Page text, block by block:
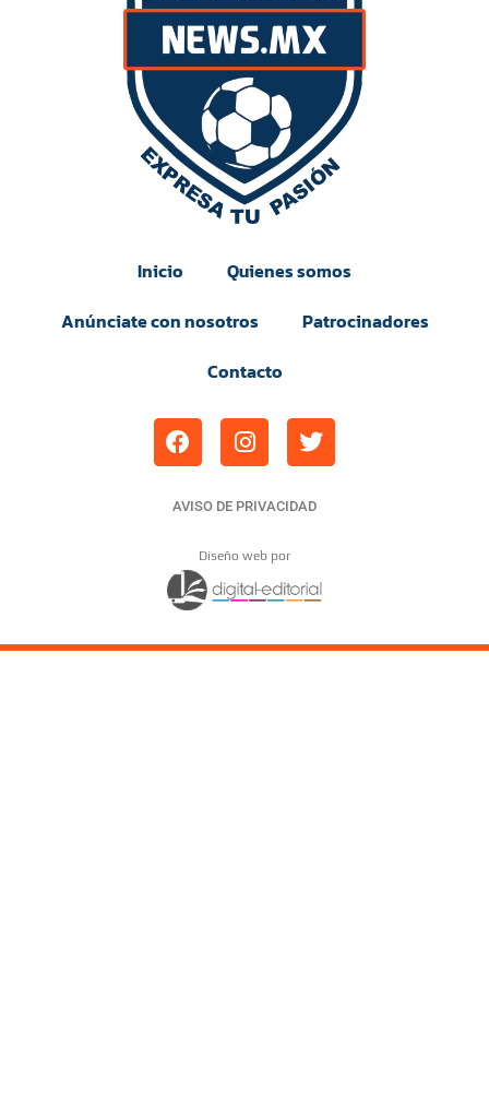
Inicio
Quienes somos
Anúnciate con nosotros
Patrocinadores
Contacto
AVISO DE PRIVACIDAD
Diseño web por